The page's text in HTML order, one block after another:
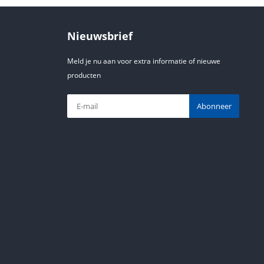
Nieuwsbrief
Meld je nu aan voor extra informatie of nieuwe
producten
Abonneer